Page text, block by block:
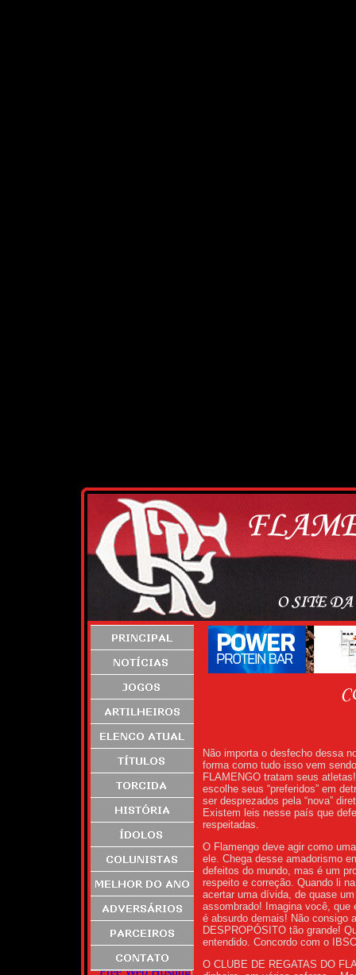
Não importa o desfecho dessa
forma como tudo isso vem
FLAMENGO tratam seus
escolhe seus “preferidos” em
ser desprezados pela “nova”
Existem leis nesse país que
respeitadas.
O Flamengo deve agir como
ele. Chega desse amadorismo
defeitos do mundo, mas é um
respeito e correção. Quando li
acertar uma dívida, de quase
assombrado! Imagina você,
é absurdo demais! Não consigo
DESPROPÓSITO tão grande!
entendido. Concordo com o
O CLUBE DE REGATAS DO